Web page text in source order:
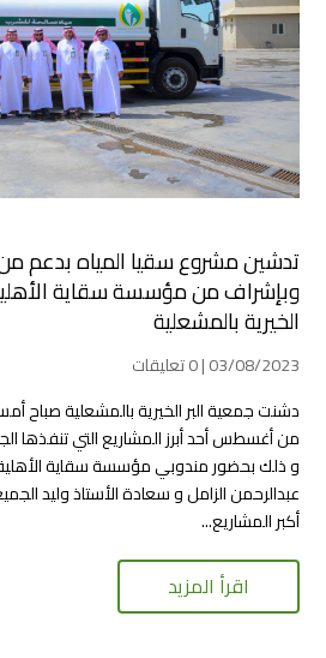
تدشين مشروع سقيا المياه بدعم
وبإشراف من مؤسسة سقاية الأهلية
الخيرية بالمشعلية
03/08/2023 | 0 تعليقات
دشنت جمعية البر الخيرية بالمشعلية صباح
من أغسطس أحد أبرز المشاريع التي تنفذها
و ذلك بحضور مندوبي مؤسسة سقاية
عبدالرحمن الزامل و سعادة الأستاذ وليد
أكبر المشاريع...
اقرأ المزيد